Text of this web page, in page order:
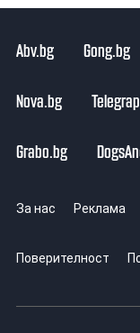
Abv.bg Gong.bg
Nova.bg
Grabo.bg
За нас Реклама
Поверителност